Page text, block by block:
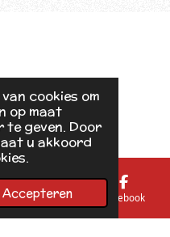
cookies om
op maat
te geven. Door
u akkoord
Accepteren
Kaart Facebook